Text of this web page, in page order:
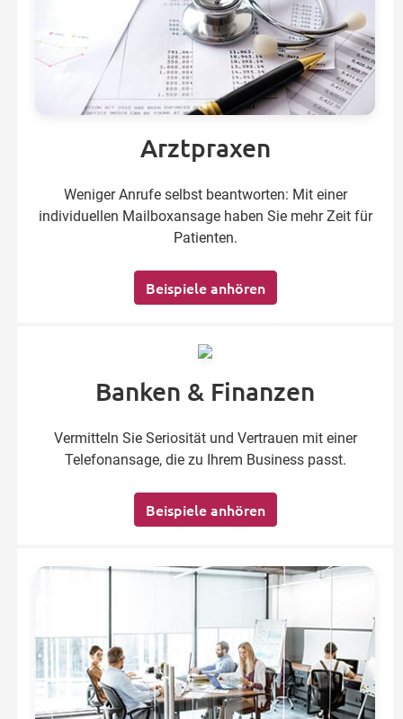
Arztpraxen
Weniger Anrufe selbst beantworten: Mit einer
individuellen Mailboxansage haben Sie mehr Zeit für
Patienten.
Beispiele anhören
Banken & Finanzen
Vermitteln Sie Seriosität und Vertrauen mit einer
Telefonansage, die zu Ihrem Business passt.
Beispiele anhören